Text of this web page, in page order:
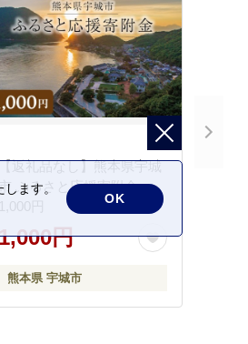
返礼品なし】熊本県宇城
ふるさと応援寄附金
1,000円
円
熊本県 宇城市
ます。
OK